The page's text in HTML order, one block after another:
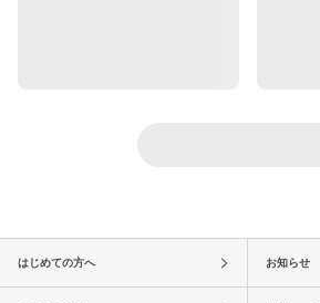
はじめての方へ お知らせ